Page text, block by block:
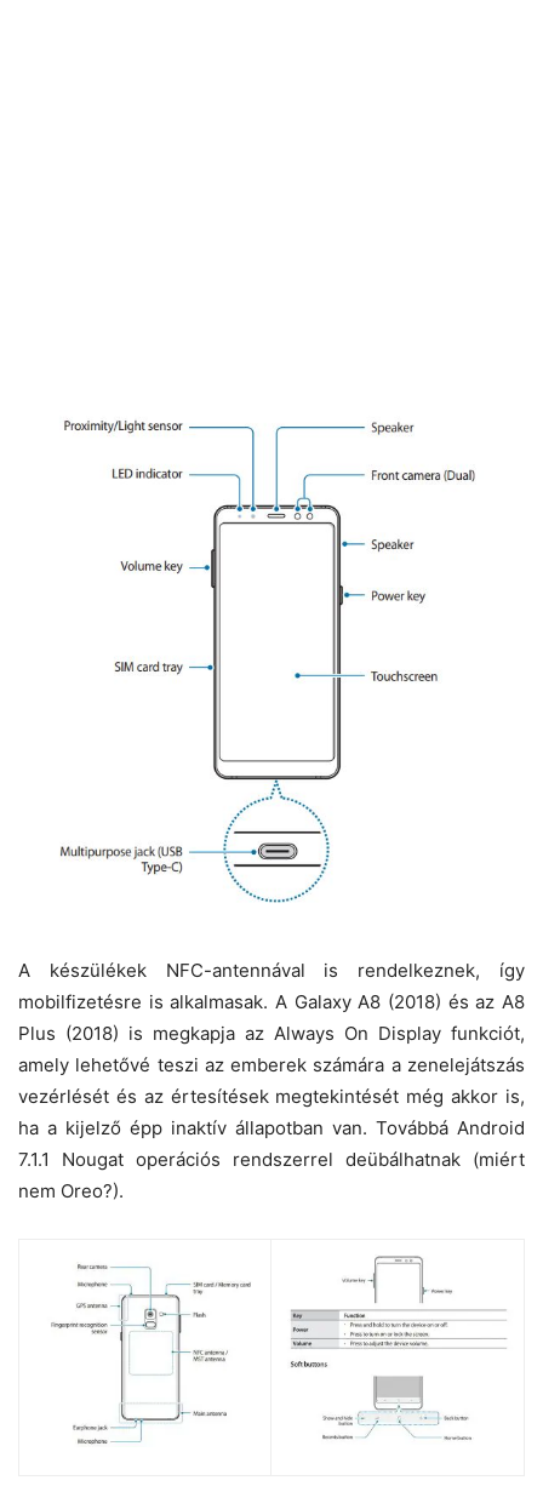
A készülékek NFC-antennával is rendelkeznek, így
mobilfizetésre is alkalmasak. A Galaxy A8 (2018) és az A8
Plus (2018) is megkapja az Always On Display funkciót,
amely lehetővé teszi az emberek számára a zenelejátszás
vezérlését és az értesítések megtekintését még akkor is,
ha a kijelző épp inaktív állapotban van. Továbbá Android
7.1.1 Nougat operációs rendszerrel deübálhatnak (miért
nem Oreo?).